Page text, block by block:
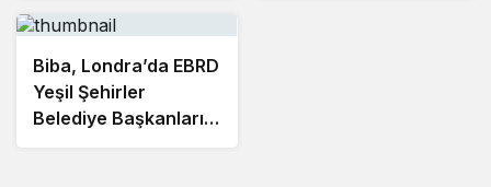
başlıyor
Biba, Londra’da EBRD
Yeşil Şehirler
Belediye Başkanları